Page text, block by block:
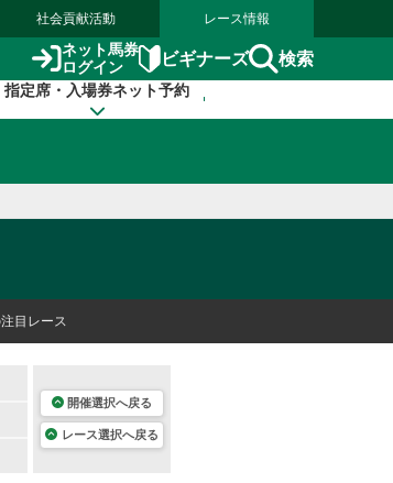
社会貢献活動 レース情報
ネット馬券
ログイン
ビギナーズ 検索
指定席・入場券ネット予約
目レース
開催選択へ戻る
レース選択へ戻る